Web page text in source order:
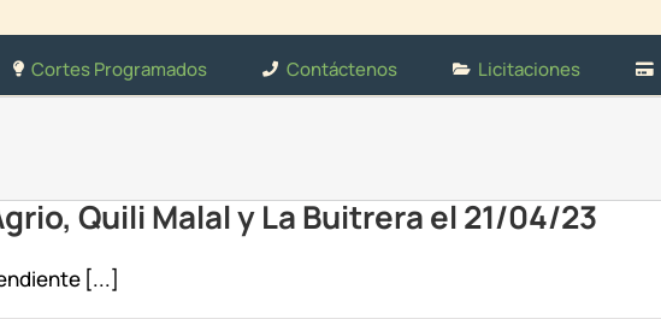
Cortes Programados Contáctenos Licitaciones
Quili Malal y La Buitrera el 21/04/23
[...]